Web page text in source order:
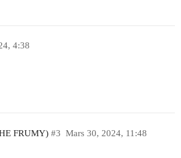
4:38
FRUMY) Mars 30, 2024, 11:48
#3